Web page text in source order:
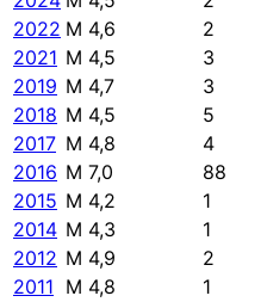
2022 M 4,6
2
2021 M 4,5
3
2019 M 4,7
3
2018 M 4,5
5
2017 M 4,8
4
2016 M 7,0
88
2015 M 4,2
1
2014 M 4,3
1
2012 M 4,9
2
2011 M 4,8
1